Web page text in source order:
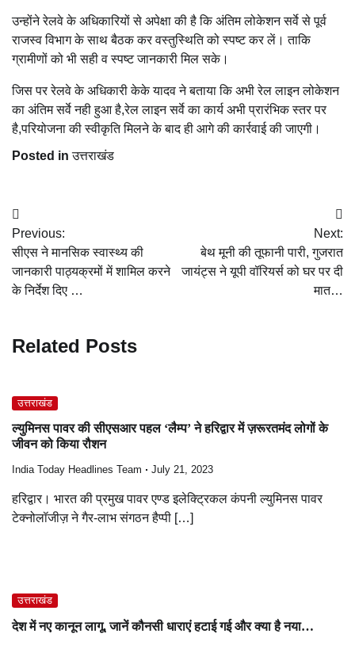
उन्होंने रेलवे के अधिकारियों से अपेक्षा की है कि अंतिम लोकेशन सर्वे से पूर्व
राजस्व विभाग के साथ बैठक कर वस्तुस्थिति को स्पष्ट कर लें। ताकि
ग्रामीणों को भी सही व स्पष्ट जानकारी मिल सके।
जिस पर रेलवे के अधिकारी केके यादव ने बताया कि अभी रेल लाइन लोकेशन
का अंतिम सर्वे नही हुआ है,रेल लाइन सर्वे का कार्य अभी प्रारंभिक स्तर पर
है,परियोजना की स्वीकृति मिलने के बाद ही आगे की कार्रवाई की जाएगी।
Posted inउत्तराखंड
Post
navigation
Previous:
सीएस ने मानसिक स्वास्थ्य की
जानकारी पाठ्यक्रमों में शामिल करने
के निर्देश दिए …
Next:
बेथ मूनी की तूफानी पारी, गुजरात
जायंट्स ने यूपी वॉरियर्स को घर पर दी
मात…
Related Posts
उत्तराखंड
ल्युमिनस पावर की सीएसआर पहल ‘लैम्प’ ने हरिद्वार में ज़रूरतमंद लोगों के
जीवन को किया रौशन
India Today Headlines Team July 21, 2023
हरिद्वार। भारत की प्रमुख पावर एण्ड इलेक्ट्रिकल कंपनी ल्युमिनस पावर
टेक्नोलॉजीज़ ने गैर-लाभ संगठन हैप्पी […]
उत्तराखंड
देश में नए कानून लागू, जानें कौनसी धाराएं हटाई गई और क्या है नया…